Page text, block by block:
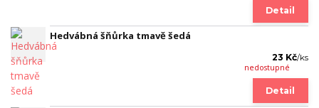
Detail
Hedvábná šňůrka tmavě šedá
23 Kč/ks
nedostupné
Detail